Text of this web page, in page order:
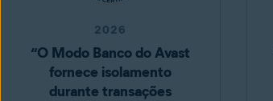
2026
“O Modo Banco do Avast
fornece isolamento
durante transações